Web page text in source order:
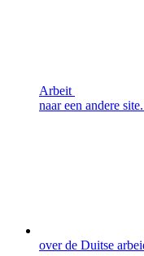
Arbeit
naar een andere
over de Duitse